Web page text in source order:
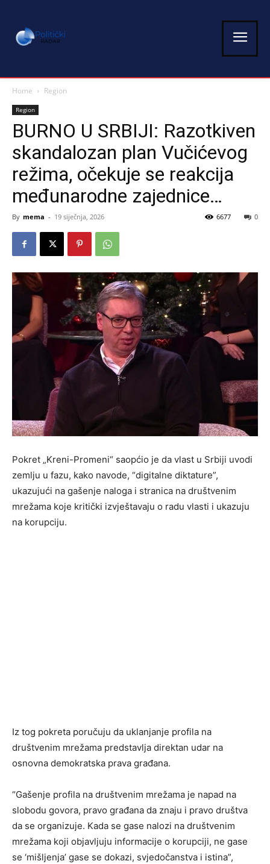
Home Region
Region
BURNO U SRBIJI: Razotkiven
skandalozan plan Vučićevog
režima, očekuje se reakcija
međunarodne zajednice…
By mema - 19 siječnja, 2026 0
6677
Pokret „Kreni-Promeni“ saopćio je da vlast u Srbiji uvodi
zemlju u fazu, kako navode, “digitalne diktature”,
ukazujući na gašenje naloga i stranica na društvenim
mrežama koje kritički izvještavaju o radu vlasti i ukazuju
na korupciju.
Iz tog pokreta poručuju da uklanjanje profila na
društvenim mrežama predstavlja direktan udar na
osnovna demokratska prava građana.
“Gašenje profila na društvenim mrežama je napad na
slobodu govora, pravo građana da znaju i pravo društva
da se organizuje. Kada se gase nalozi na društvenim
mrežama koji objavljuju informacije o korupciji, ne gase
se ‘mišljenja’ gase se dokazi, svjedočanstva i istina”,